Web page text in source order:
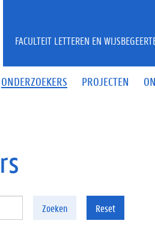
ONDERZOEKERS PROJECTEN
FACULTEIT LETTEREN EN
Zoeken Reset